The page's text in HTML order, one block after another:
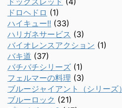
ドロヘドロ (1)
ハイキュー!! (33)
ハリガネサービス (3)
バイオレンスアクション (1)
バキ道 (37)
バチバチシリーズ (1)
フェルマーの料理 (3)
ブルージャイアント（シリーズ）
ブルーロック (21)